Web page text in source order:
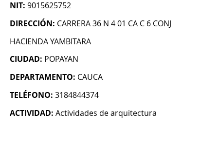
NIT: 9015625752
DIRECCIÓN: CARRERA 36 N 4 01 CA C 6 CONJ
HACIENDA YAMBITARA
CIUDAD: POPAYAN
DEPARTAMENTO: CAUCA
TELÉFONO: 3184844374
ACTIVIDAD: Actividades de arquitectura